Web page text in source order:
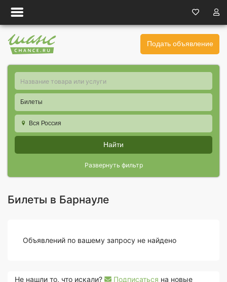
Подать объявление
Билеты
Вся Россия
Найти
Развернуть фильтр
Билеты в Барнауле
Объявлений по вашему запросу не найдено
Не нашли то, что искали? Подписаться на новые